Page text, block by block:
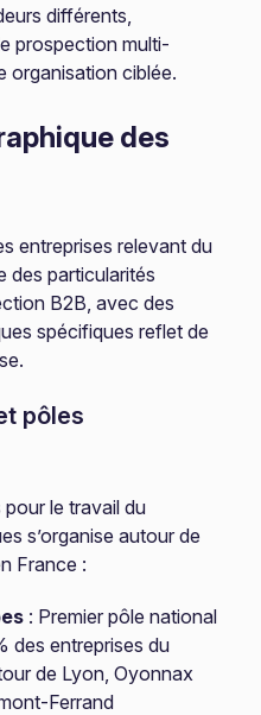
différents,
prospection multi-
organisation ciblée.
des
entreprises relevant du
des particularités
B2B, avec des
spécifiques reflet de
pôles
le travail du
s’organise autour de
France :
: Premier pôle national
des entreprises du
de Lyon, Oyonnax
Ferrand